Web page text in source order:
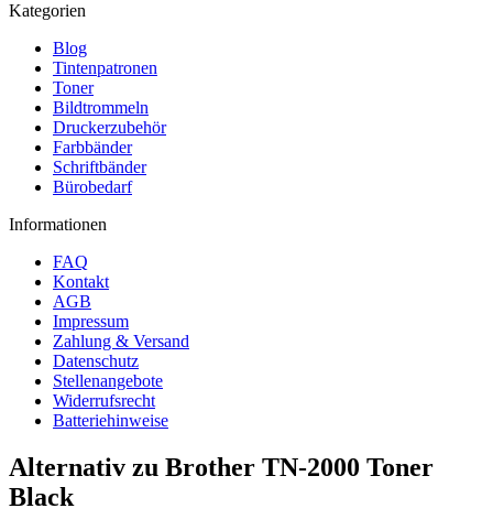
Kategorien
Blog
Tintenpatronen
Toner
Bildtrommeln
Druckerzubehör
Farbbänder
Schriftbänder
Bürobedarf
Informationen
FAQ
Kontakt
AGB
Impressum
Zahlung & Versand
Datenschutz
Stellenangebote
Widerrufsrecht
Batteriehinweise
Alternativ zu Brother TN-2000 Toner
Black